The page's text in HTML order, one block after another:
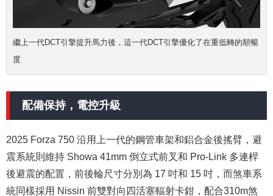
繼上一代DCT引擎提升馬力後，這一代DCT引擎優化了在重低轉的順暢
度
配備保持，電控升級
2025 Forza 750 沿用上一代的鋼管車架和鋁合金後搖臂，避
震系統則維持 Showa 41mm 倒立式前叉和 Pro-Link 多連桿
後避震的配置，前後輪尺寸分別為 17 吋和 15 吋，而煞車系
統同樣採用 Nissin 前雙對向四活塞輻射卡鉗，配合310m煞